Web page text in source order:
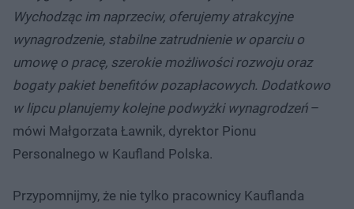
Wychodząc im naprzeciw, oferujemy atrakcyjne
wynagrodzenie, stabilne zatrudnienie w oparciu o
umowę o pracę, szerokie możliwości rozwoju oraz
bogaty pakiet benefitów pozapłacowych. Dodatkowo
w lipcu planujemy kolejne podwyżki wynagrodzeń–
mówi Małgorzata Ławnik, dyrektor Pionu
Personalnego w Kaufland Polska.
Przypomnijmy, że nie tylko pracownicy Kauflanda